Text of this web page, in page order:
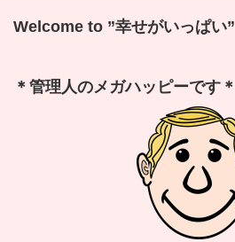
Welcome to ”幸せがいっぱい”
＊管理人のメガハッピーです＊